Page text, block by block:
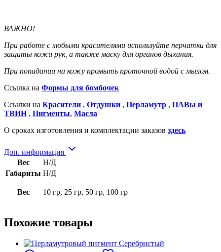
ВАЖНО!
При работе с любыми красителями используйте перчатки для
защиты кожи рук, а также маску для органов дыхания.
При попадании на кожу промыть проточной водой с мылом.
Ссылка на Формы для бомбочек
Ссылки на Красители , Отдушки , Перламутр , ПАВы и
ТВИН, Пигменты, Масла
О сроках изготовления и комплектации заказов здесь
Доп. информация
Вес
Н/Д
Габариты Н/Д
Вес 10 гр, 25 гр, 50 гр, 100 гр
Похожие товары